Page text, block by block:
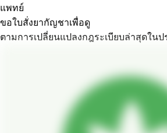
แพทย์
ขอใบสั่งยากัญชาเพื่อดู
ตามการเปลี่ยนแปลงกฎระเบียบล่าสุดในป